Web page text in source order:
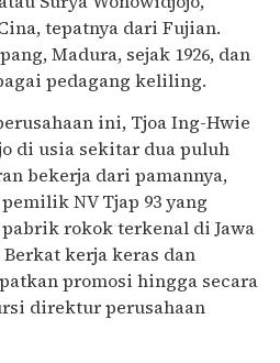
tepatnya dari Fujian.
Madura, sejak 1926, dan
pedagang keliling.
ini, Tjoa Ing-Hwie
di usia sekitar dua puluh
bekerja dari pamannya,
NV Tjap 93 yang
rokok terkenal di Jawa
kerja keras dan
promosi hingga secara
direktur perusahaan